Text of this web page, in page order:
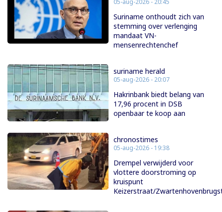
05-aug-2026 - 20:45
Suriname onthoudt zich van
stemming over verlenging
mandaat VN-
mensenrechtenchef
suriname herald
05-aug-2026 - 20:07
Hakrinbank biedt belang van
17,96 procent in DSB
openbaar te koop aan
chronostimes
05-aug-2026 - 19:38
Drempel verwijderd voor
vlottere doorstroming op
kruispunt
Keizerstraat/